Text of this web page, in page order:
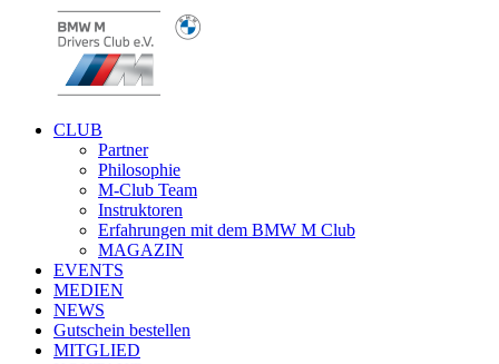
CLUB
Partner
Philosophie
M-Club Team
Instruktoren
Erfahrungen mit dem BMW M Club
MAGAZIN
EVENTS
MEDIEN
NEWS
Gutschein bestellen
MITGLIED